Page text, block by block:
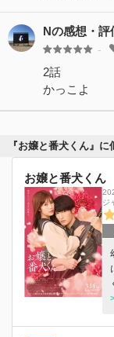
Nの感想・評
-
2話
かっこよ
『お嬢と番犬くん』
お嬢と番犬くん
ジ